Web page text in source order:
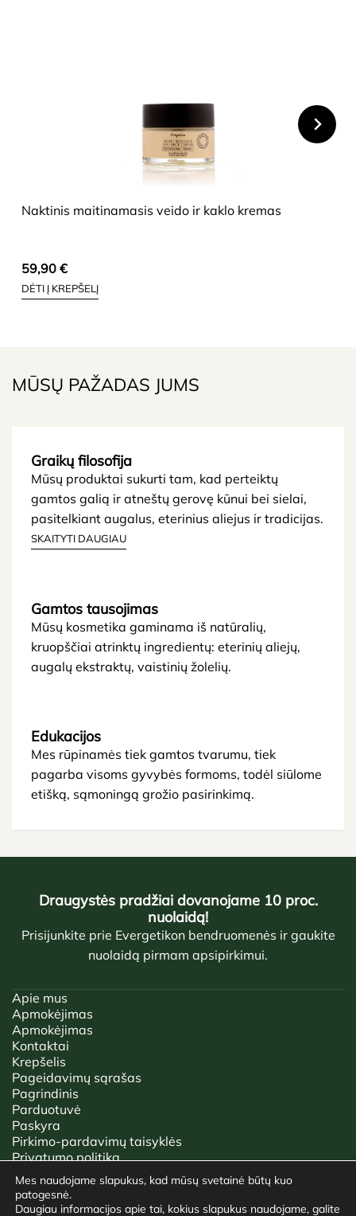
Naktinis maitinamasis veido ir kaklo kremas
59,90 €
DĖTI Į KREPŠELĮ
MŪSŲ PAŽADAS JUMS
Graikų filosofija
Mūsų produktai sukurti tam, kad perteiktų
gamtos galią ir atneštų gerovę kūnui bei sielai,
pasitelkiant augalus, eterinius aliejus ir tradicijas.
SKAITYTI DAUGIAU
Gamtos tausojimas
Mūsų kosmetika gaminama iš natūralių,
kruopščiai atrinktų ingredientų: eterinių aliejų,
augalų ekstraktų, vaistinių žolelių.
Edukacijos
Mes rūpinamės tiek gamtos tvarumu, tiek
pagarba visoms gyvybės formoms, todėl siūlome
etišką, sąmoningą grožio pasirinkimą.
Draugystės pradžiai dovanojame 10 proc.
nuolaidą!
Prisijunkite prie Evergetikon bendruomenės ir gaukite
nuolaidą pirmam apsipirkimui.
Apie mus
Apmokėjimas
Apmokėjimas
Kontaktai
Krepšelis
Pageidavimų sąrašas
Pagrindinis
Parduotuvė
Paskyra
Pirkimo-pardavimų taisyklės
Privatumo politika
Tinklaraštis
2026 © EVERGETIKON | VISOS TEISĖS SAUGOMOS.
Mes naudojame slapukus, kad mūsų svetainė būtų kuo
patogesnė.
Daugiau informacijos apie tai, kokius slapukus naudojame, galite